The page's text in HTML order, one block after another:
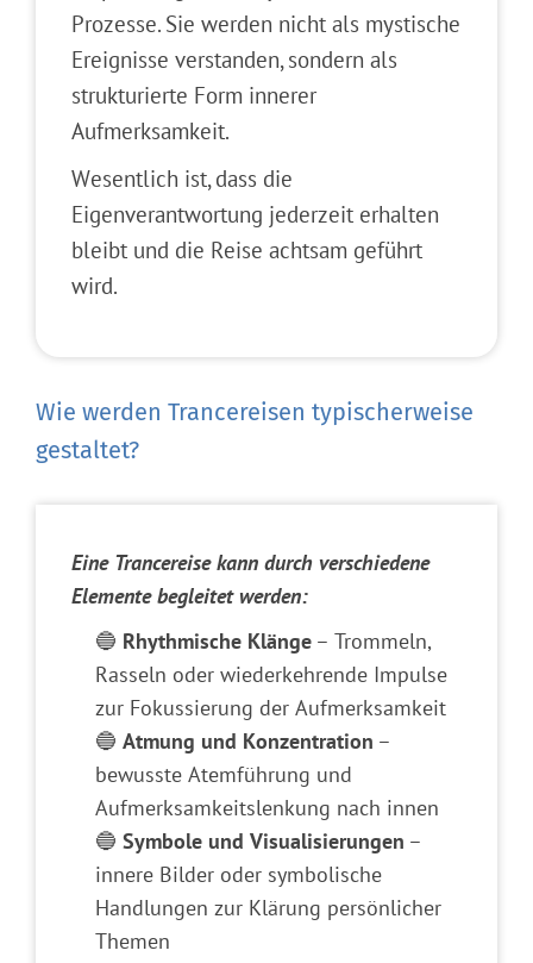
Prozesse. Sie werden nicht als mystische
Ereignisse verstanden, sondern als
strukturierte Form innerer
Aufmerksamkeit.
Wesentlich ist, dass die
Eigenverantwortung jederzeit erhalten
bleibt und die Reise achtsam geführt
wird.
Wie werden Trancereisen typischerweise
gestaltet?
Eine Trancereise kann durch verschiedene
Elemente begleitet werden:
🔵 Rhythmische Klänge – Trommeln,
Rasseln oder wiederkehrende Impulse
zur Fokussierung der Aufmerksamkeit
🔵 Atmung und Konzentration –
bewusste Atemführung und
Aufmerksamkeitslenkung nach innen
🔵 Symbole und Visualisierungen –
innere Bilder oder symbolische
Handlungen zur Klärung persönlicher
Themen